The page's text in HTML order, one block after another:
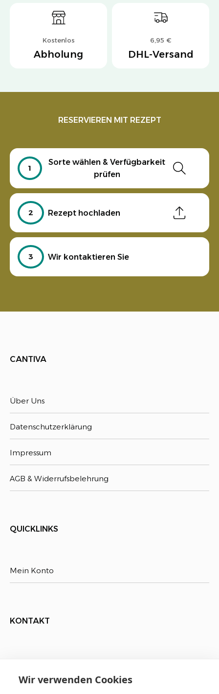
Kostenlos
Abholung
6,95 €
DHL-Versand
RESERVIEREN MIT REZEPT
1
Sorte wählen & Verfügbarkeit
prüfen
2 Rezept hochladen
3 Wir kontaktieren Sie
CANTIVA
Über Uns
Datenschutzerklärung
Impressum
AGB & Widerrufsbelehrung
QUICKLINKS
Mein Konto
KONTAKT
Wir verwenden Cookies